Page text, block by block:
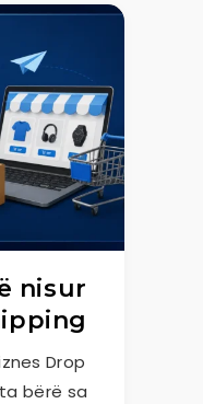
nisur
Drop
bërë sa